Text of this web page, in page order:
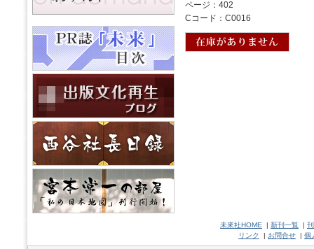
ページ：402
Cコード：C0016
未來社HOME | 新刊一覧 |
リンク
| お問合せ | 個